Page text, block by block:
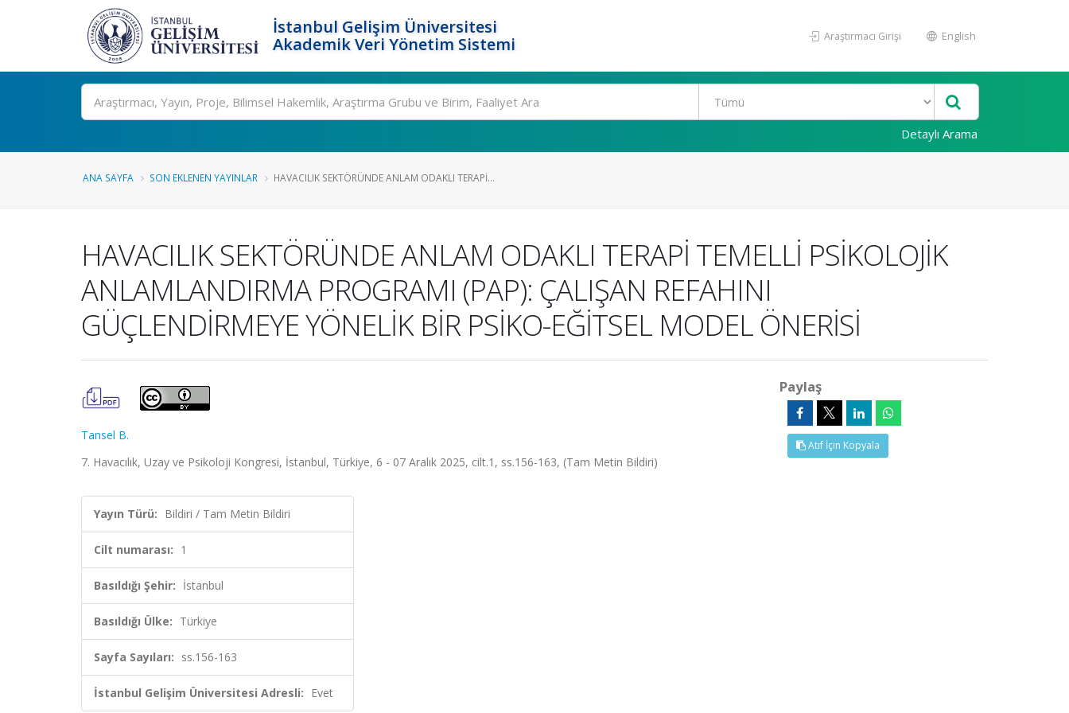
İstanbul Gelişim Üniversitesi
Akademik Veri Yönetim Sistemi
Araştırmacı Girişi English
Ara
Detaylı Arama
ANA SAYFA SON EKLENEN YAYINLAR HAVACILIK SEKTÖRÜNDE ANLAM ODAKLI TERAPİ...
HAVACILIK SEKTÖRÜNDE ANLAM ODAKLI TERAPİ TEMELLİ PSİKOLOJİK
ANLAMLANDIRMA PROGRAMI (PAP): ÇALIŞAN REFAHINI
GÜÇLENDİRMEYE YÖNELİK BİR PSİKO-EĞİTSEL MODEL ÖNERİSİ
Tansel B.
7. Havacılık, Uzay ve Psikoloji Kongresi, İstanbul, Türkiye, 6 - 07 Aralık 2025, cilt.1, ss.156-163, (Tam Metin Bildiri)
Yayın Türü: Bildiri / Tam Metin Bildiri
Cilt numarası: 1
Basıldığı Şehir: İstanbul
Basıldığı Ülke: Türkiye
Sayfa Sayıları: ss.156-163
İstanbul Gelişim Üniversitesi Adresli: Evet
Paylaş
Atıf İçin Kopyala